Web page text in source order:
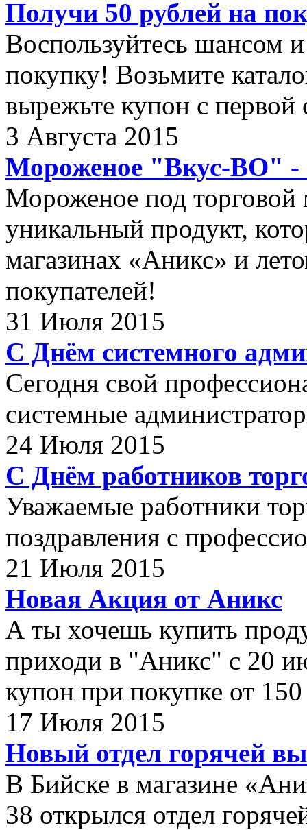
Получи 50 рублей на
Воспользуйтесь шансом
покупку! Возьмите
вырежьте купон с первой
3 Августа 2015
Мороженое "Вкус-ВО" -
Мороженое под
уникальный продукт,
магазинах «Аникс» и
покупателей!
31 Июля 2015
С Днём системного
Сегодня свой
системные
24 Июля 2015
С Днём работников
Уважаемые работники
поздравления с
21 Июля 2015
Новая Акция от Аникс
А ты хочешь купить
приходи в "Аникс" с 20
купон при покупке от
17 Июля 2015
Новый отдел горячей
В Бийске в магазине
38 открылся отдел